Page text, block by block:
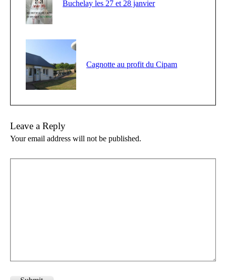
Buchelay les 27 et 28 janvier
Cagnotte au profit du Cipam
Leave a Reply
Your email address will not be published.